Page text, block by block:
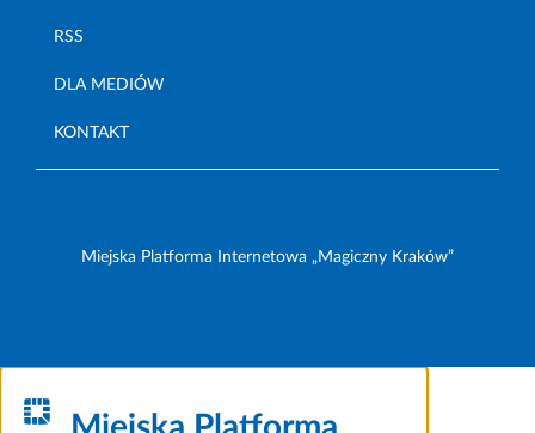
RSS
DLA MEDIÓW
KONTAKT
Miejska Platforma Internetowa „Magiczny Kraków”